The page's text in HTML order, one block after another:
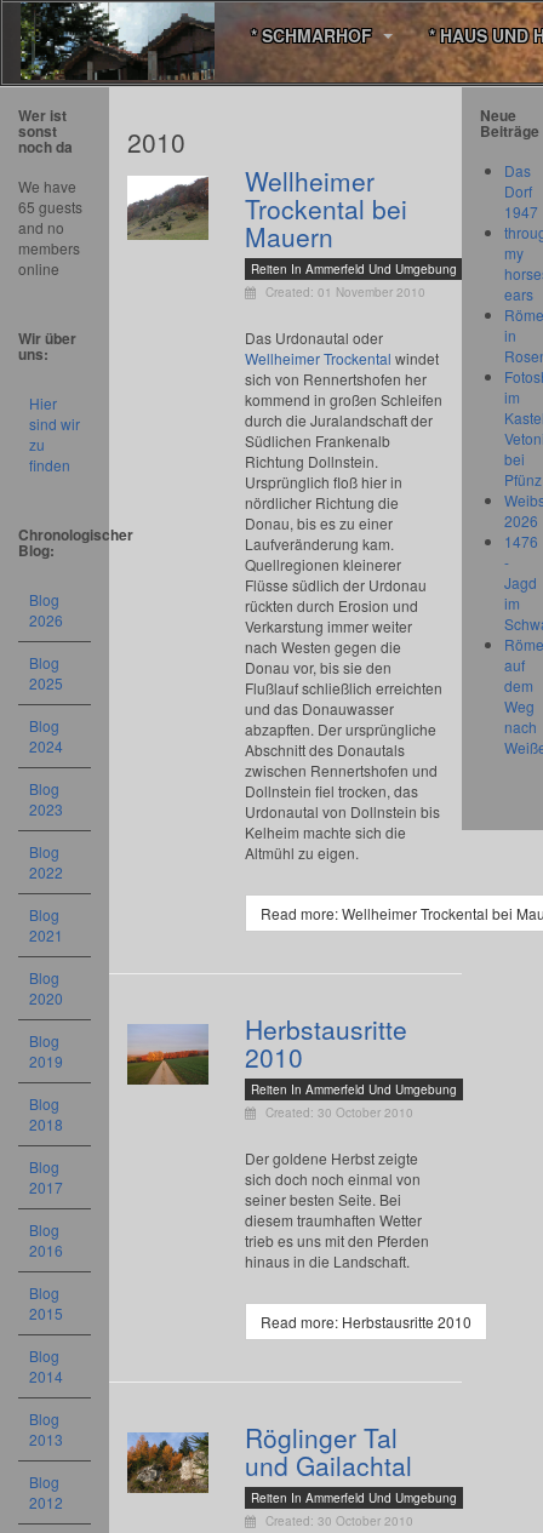
* SCHMARHOF * HAUS UND
2010
Wellheimer
Trockental bei
Mauern
Reiten In Ammerfeld Und Umgebung
Created: 01 November 2010
Das Urdonautal oder
Wellheimer Trockental windet
sich von Rennertshofen her
kommend in großen Schleifen
durch die Juralandschaft der
Südlichen Frankenalb
Richtung Dollnstein.
Ursprünglich floß hier in
nördlicher Richtung die
Donau, bis es zu einer
Laufveränderung kam.
Quellregionen kleinerer
Flüsse südlich der Urdonau
rückten durch Erosion und
Verkarstung immer weiter
nach Westen gegen die
Donau vor, bis sie den
Flußlauf schließlich erreichten
und das Donauwasser
abzapften. Der ursprüngliche
Abschnitt des Donautals
zwischen Rennertshofen und
Dollnstein fiel trocken, das
Urdonautal von Dollnstein bis
Kelheim machte sich die
Altmühl zu eigen.
Read more: Wellheimer Trockental bei
Herbstausritte
2010
Reiten In Ammerfeld Und Umgebung
Created: 30 October 2010
Der goldene Herbst zeigte
sich doch noch einmal von
seiner besten Seite. Bei
diesem traumhaften Wetter
trieb es uns mit den Pferden
hinaus in die Landschaft.
Read more: Herbstausritte 2010
Röglinger Tal
und Gailachtal
Reiten In Ammerfeld Und Umgebung
Created: 30 October 2010
Wer ist
sonst
noch da
We have
65 guests
and no
members
online
Wir über
uns:
Hier
sind wir
zu
finden
Chronologischer
Blog:
Blog
2026
Blog
2025
Blog
2024
Blog
2023
Blog
2022
Blog
2021
Blog
2020
Blog
2019
Blog
2018
Blog
2017
Blog
2016
Blog
2015
Blog
2014
Blog
2013
Blog
2012
Neue
Beiträge
Das
Dorf
1947
my
ears
in
im
bei
Pfünz
2026
1476
-
Jagd
im
auf
dem
Weg
nach